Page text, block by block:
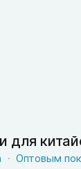
для
Оптовым